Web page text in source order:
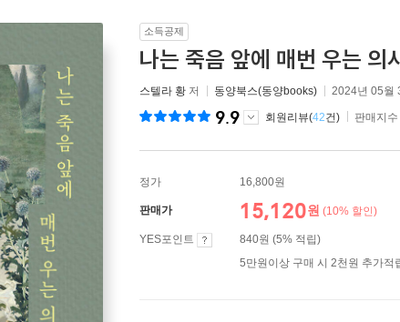
소득공제
나는 죽음 앞에 매번 우는 의
스텔라 황 저 동양북스(동양books) 2024년 05월
9.9 회원리뷰(42건) 판매지
정가 16,800원
판매가 15,120원 (10% 할인)
YES포인트
840원 (5% 적립)
5만원이상 구매 시 2천원 추가적